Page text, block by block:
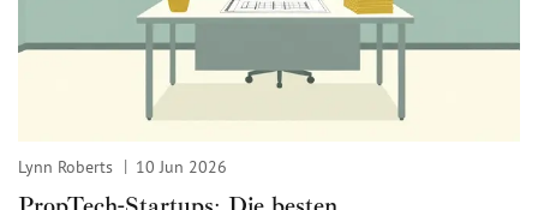
Lynn Roberts 10 Jun 2026